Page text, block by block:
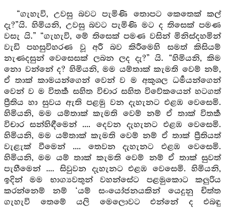
“ගැහැවි, උවසු බවට පැමිණි තොපට කෙතෙක් කල්
දැ?”යි. හිමියනි, උවසු බවට පැමිණි මට ද තිසෙක් පමණ
වසැ යි.” “ගැහැවි, මේ තිසෙක් පමණ වසින් මිනිස්දහමින්
වැඩි පහසුවිහරණ වූ අරී බව කිරීමෙහි සමත් කිසියම්
නැණදසුන් වෙසෙසක් ලබන ලද දැ?” යි. “හිමියනි, කිම
නො වන්නේ ද? හිමියනි, මම යම්තාක් කැමති වෙම් නම්,
ඒ තාක් කාමයන්ගෙන් වෙන් ව ම අකුශල ධර්‍මයන්ගෙන්
වෙන් ව ම විතර්‍ක සහිත විචාර සහිත විවේකයෙන් හටගත්
ප්‍රීතිය හා සුවය ඇති පළමු වන දැහැනට එළඹ වෙසෙමි.
හිමියනි, මම යම්තාක් කැමති වෙම් නම් ඒ තාක් විතර්‍ක
විචාර සන්හිඳීමෙන් .... දෙවන දැහැනට එළඹ වෙසෙමි.
හිමියනි, මම යම්තාක් කැමති වෙම් නම් ඒ තාක් ප්‍රීතියත්
වැළැක් වීමෙන් .... තෙවන දැහැනට එළඹ වෙසෙමි.
හිමියනි, මම යම් තාක් කැමති වෙම් නම් ඒ තාක් සුවත්
පැහීමෙන් .... සිවුවන දැහැනට එළඹ වෙසෙමි. හිමියනි,
ඉදින් මම භාග්‍යවතුන් වහන්සේට පළමුකොට කලුරිය
කරන්නෙම් නම් ‘යම් සංයෝජනයකින් යෙදුනු චිත්ත
ගැහැවි තෙමේ යලි මෙලොවට එන්නේ ද එබඳු